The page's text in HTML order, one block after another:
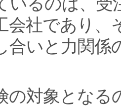
会社であり、
合いと力関係
の対象となる